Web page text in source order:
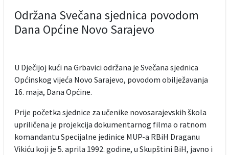
Održana Svečana sjednica povodom
Dana Općine Novo Sarajevo
U Dječijoj kući na Grbavici održana je Svečana sjednica
Općinskog vijeća Novo Sarajevo, povodom obilježavanja
16. maja, Dana Općine.
Prije početka sjednice za učenike novosarajevskih škola
upriličena je projekcija dokumentarnog filma o ratnom
komandantu Specijalne jedinice MUP-a RBiH Draganu
Vikiću koji je 5. aprila 1992. godine, u Skupštini BiH, javno i